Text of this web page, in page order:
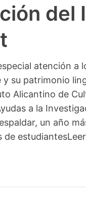
del
atención a
y su patrimonio
Alicantino de
a la
un año
de estudiantes